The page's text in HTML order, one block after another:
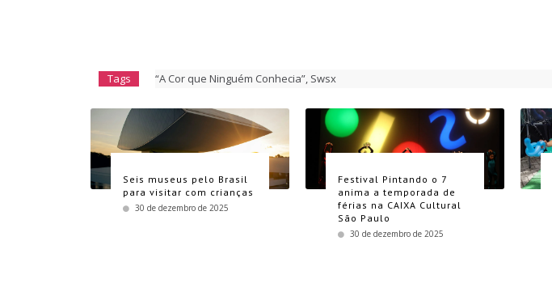
Tags “A Cor que Ninguém Conhecia”, Swsx
Seis museus pelo Brasil
para visitar com crianças
30 de dezembro de 2025
Festival Pintando o 7
anima a temporada de
férias na CAIXA Cultural
São Paulo
30 de dezembro de 2025